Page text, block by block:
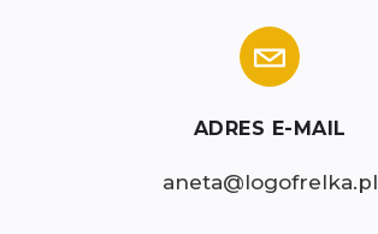
ADRES E-MAIL
aneta@logofrelka.pl